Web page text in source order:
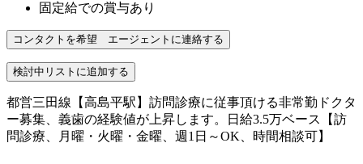
固定給での賞与あり
都営三田線【高島平駅】訪問診療に従事頂ける非常勤ドクタ
ー募集、義歯の経験値が上昇します。日給3.5万ベース【訪
問診療、月曜・火曜・金曜、週1日～OK、時間相談可】